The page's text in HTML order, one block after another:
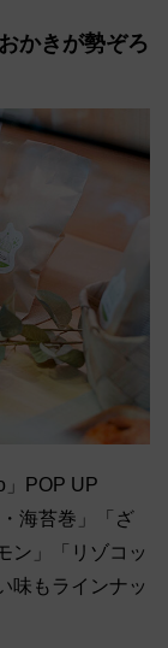
かきが勢ぞろ
」POP UP
海苔巻」「ざ
ン」「リゾコッ
味もラインナッ